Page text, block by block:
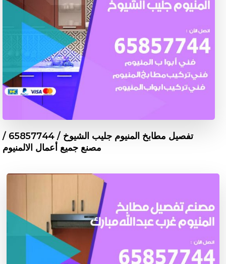
تفصيل مطابخ المنيوم جليب الشيوخ / 65857744 /
مصنع جميع أعمال الالمنيوم